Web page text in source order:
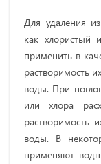
Для удаления
как хлористый
применить в
растворимость
воды. При
или хлора
растворимость
воды. В
применяют